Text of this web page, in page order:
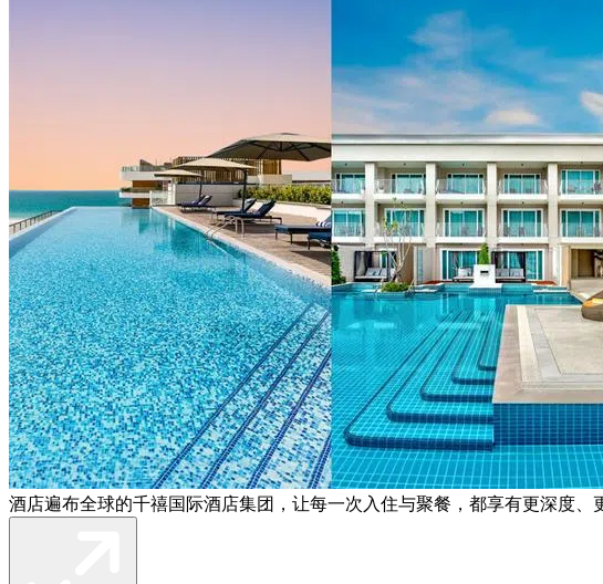
酒店遍布全球的千禧国际酒店集团，让每一次入住与聚餐，都享有更深度、